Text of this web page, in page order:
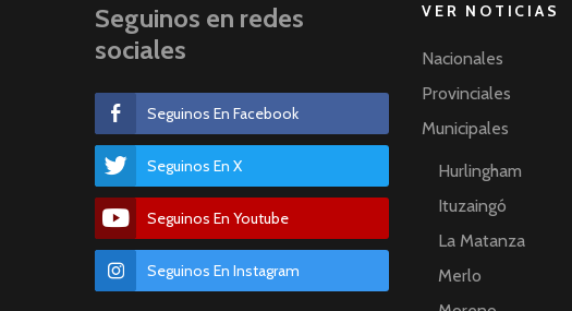
Seguinos en redes
sociales
Seguinos En Facebook
Seguinos En X
Seguinos En Youtube
Seguinos En Instagram
VER NOTICIAS
Nacionales
Provinciales
Municipales
Hurlingham
Ituzaingó
La Matanza
Merlo